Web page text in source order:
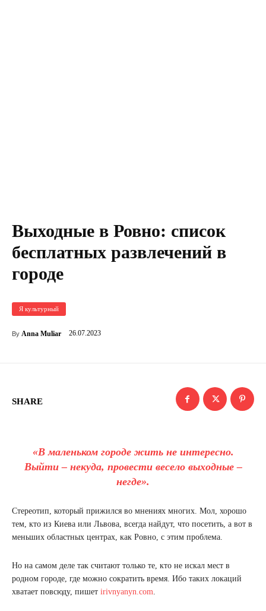
Выходные в Ровно: список
бесплатных развлечений в
городе
Я культурный
By Anna Muliar 26.07.2023
SHARE
«В маленьком городе жить не интересно.
Выйти – некуда, провести весело выходные –
негде».
Стереотип, который прижился во мнениях многих. Мол, хорошо
тем, кто из Киева или Львова, всегда найдут, что посетить, а вот в
меньших областных центрах, как Ровно, с этим проблема.
Но на самом деле так считают только те, кто не искал мест в
родном городе, где можно сократить время. Ибо таких локаций
хватает повсюду, пишет irivnyanyn.com.